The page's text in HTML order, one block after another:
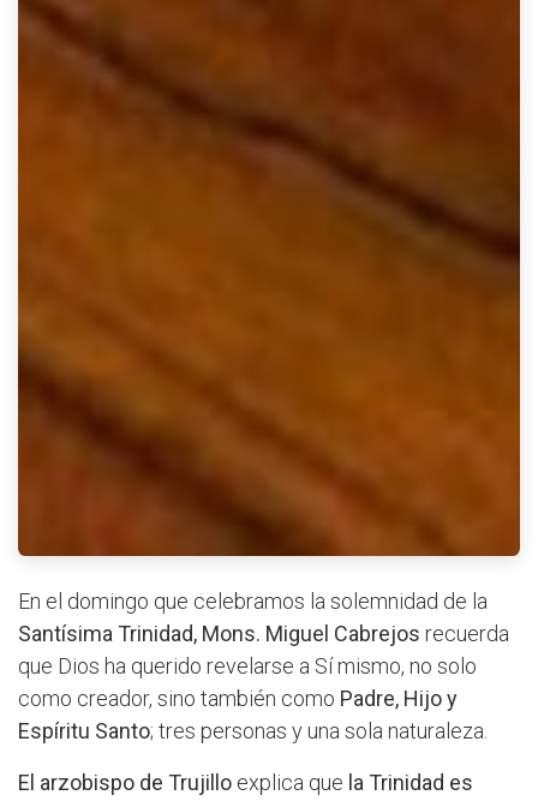
En el domingo que celebramos la solemnidad de la
Santísima Trinidad, Mons. Miguel Cabrejos recuerda
que Dios ha querido revelarse a Sí mismo, no solo
como creador, sino también como Padre, Hijo y
Espíritu Santo; tres personas y una sola naturaleza.
El arzobispo de Trujillo explica que la Trinidad es